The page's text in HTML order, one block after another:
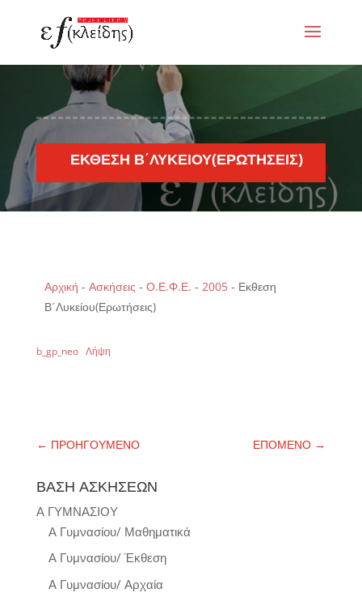
ΕΚΘΕΣΗ Β΄ΛΥΚΕΊΟΥ(ΕΡΩΤΉΣΕΙΣ)
Αρχική - Ασκήσεις - Ο.Ε.Φ.Ε. - 2005- Εκθεση
Β΄Λυκείου(Ερωτήσεις)
b_gp_neo Λήψη
← ΠΡΟΗΓΟΥΜΕΝΟ ΕΠΟΜΕΝΟ →
ΒΑΣΗ ΑΣΚΗΣΕΩΝ
Α ΓΥΜΝΑΣΙΟΥ
Α Γυμνασίου/ Μαθηματικά
Α Γυμνασίου/ Έκθεση
Α Γυμνασίου/ Αρχαία